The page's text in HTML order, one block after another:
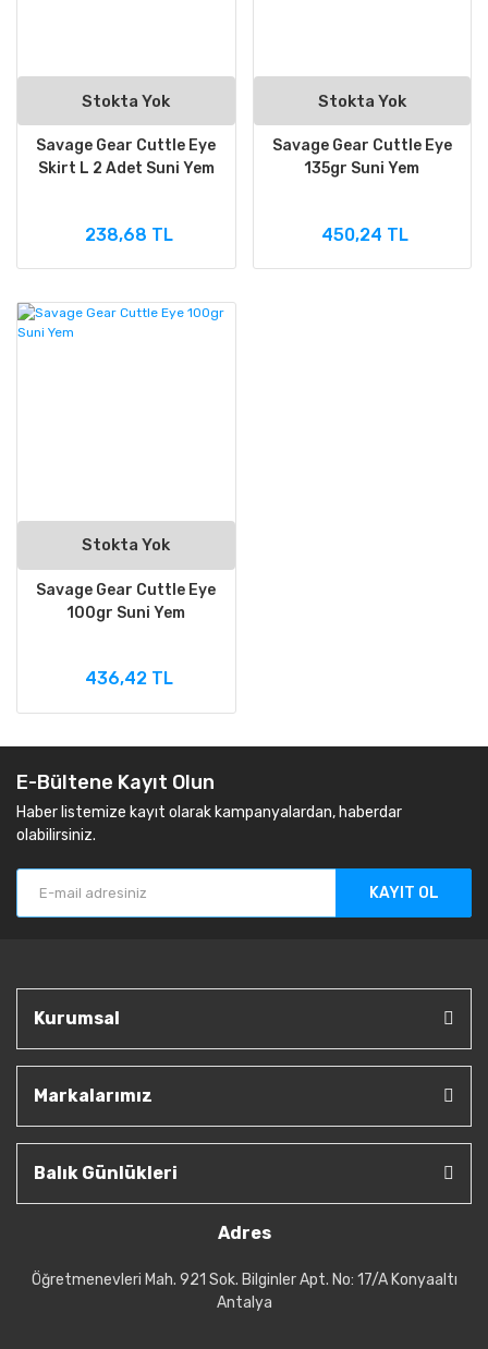
Stokta Yok
Savage Gear Cuttle Eye
Skirt L 2 Adet Suni Yem
238,68 TL
Stokta Yok
Savage Gear Cuttle Eye
135gr Suni Yem
450,24 TL
Stokta Yok
Savage Gear Cuttle Eye
100gr Suni Yem
436,42 TL
E-Bültene Kayıt Olun
Haber listemize kayıt olarak kampanyalardan, haberdar
olabilirsiniz.
KAYIT OL
Kurumsal
Markalarımız
Balık Günlükleri
Adres
Öğretmenevleri Mah. 921 Sok. Bilginler Apt. No: 17/A Konyaaltı
Antalya